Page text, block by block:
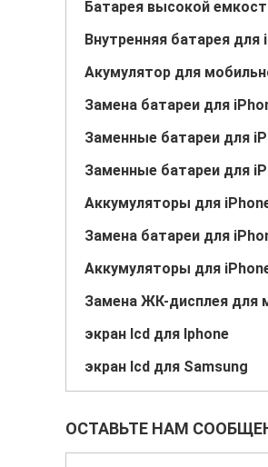
Внутренняя батарея для
Замена батареи для
Заменные батареи для
Заменные батареи для
Аккумуляторы для
Замена батареи для
Аккумуляторы для
экран lcd для Iphone
экран lcd для Samsung
ОСТАВЬТЕ НАМ